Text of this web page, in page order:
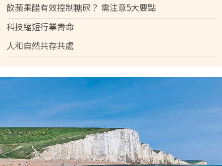
飲蘋果醋有效控制糖尿？ 需注意5大要點
科技縮短行業壽命
人和自然共存共處